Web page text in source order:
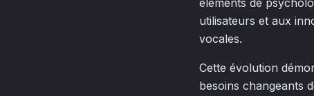
éléments de
utilisateurs et aux
vocales.
Cette évolution
besoins changeants